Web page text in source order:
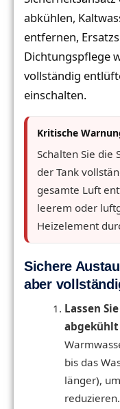
abkühlen,
entfernen,
Dichtungspflege
vollständig
einschalten.
Kritische
Schalten Sie die
der Tank
gesamte Luft
leerem oder
Heizelement
Sichere
aber
Lassen
bis das
länger),
reduzieren.